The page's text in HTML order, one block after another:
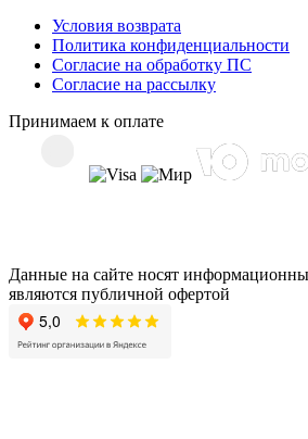
Условия возврата
Политика конфиденциальности
Согласие на обработку ПС
Согласие на рассылку
Принимаем к оплате
Данные на сайте носят
являются публичной офертой